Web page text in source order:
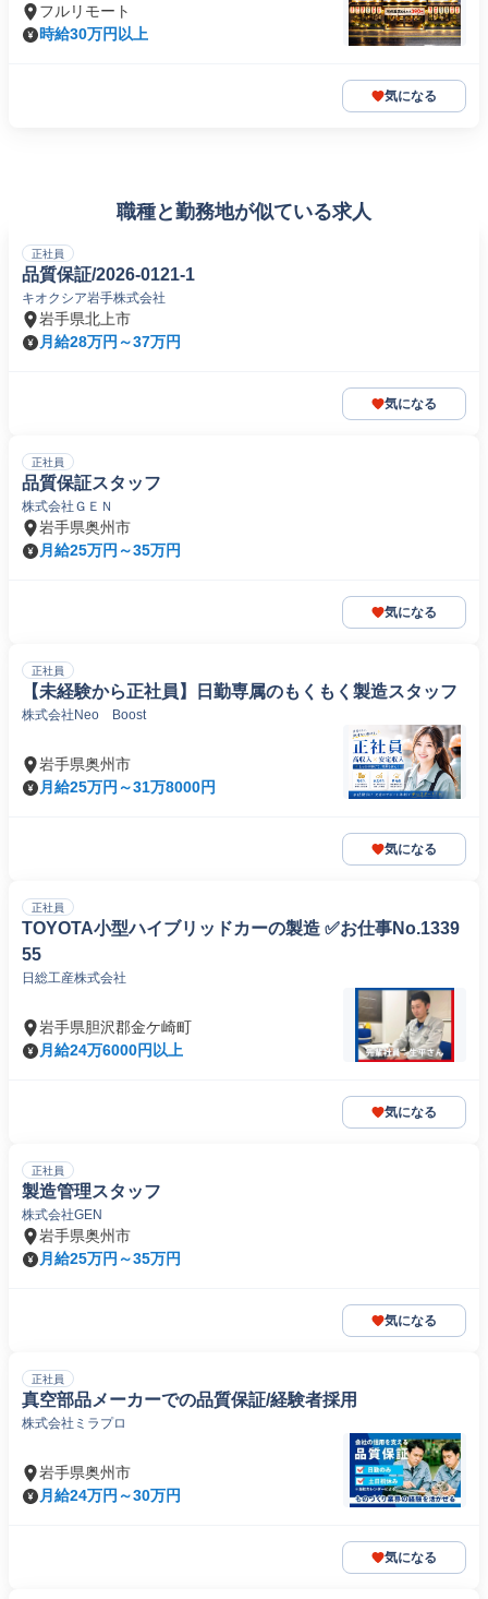
フルリモート
時給30万円以上
気になる
職種と勤務地が似ている求人
正社員
品質保証/2026-0121-1
キオクシア岩手株式会社
岩手県北上市
月給28万円～37万円
気になる
正社員
品質保証スタッフ
株式会社ＧＥＮ
岩手県奥州市
月給25万円～35万円
気になる
正社員
【未経験から正社員】日勤専属のもくもく製造スタッフ
株式会社Neo Boost
岩手県奥州市
月給25万円～31万8000円
気になる
正社員
TOYOTA小型ハイブリッドカーの製造 ✅お仕事No.1339
55
日総工産株式会社
岩手県胆沢郡金ケ崎町
月給24万6000円以上
気になる
正社員
製造管理スタッフ
株式会社GEN
岩手県奥州市
月給25万円～35万円
気になる
正社員
真空部品メーカーでの品質保証/経験者採用
株式会社ミラプロ
岩手県奥州市
月給24万円～30万円
気になる